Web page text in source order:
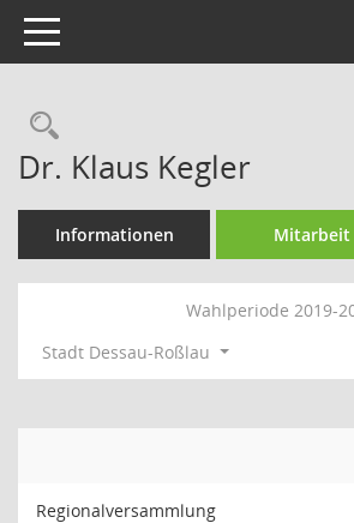
Toggle navigation
Rechercheauswahl
Dr. Klaus Kegler
Informationen Mitarbeit
Wahlperiode 2019-
Stadt Dessau-Roßlau
Regionalversammlung